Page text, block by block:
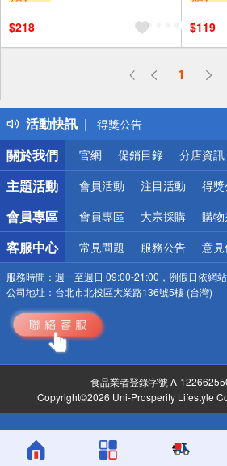
$218
$119
1
活動快訊
偏遠地區配送
得獎公告
熱門話題
銀行優惠
偏遠地區配送
詐騙網頁！請小心！
關於我們
官網 促銷目錄 分店資訊
主題活動 會員活動 注目活動 得
會員專區 會員專區 大宗採購 購
客服中心 常見問題 服務公告 意
服務時間： 週一至週日 09:00-21:00，例假日依網
公司地址： 台北市北投區大業路136號5樓 (台灣)
食品業者登錄字號 A-
Copyright©2026 Uni-Prosperity Lifestyle